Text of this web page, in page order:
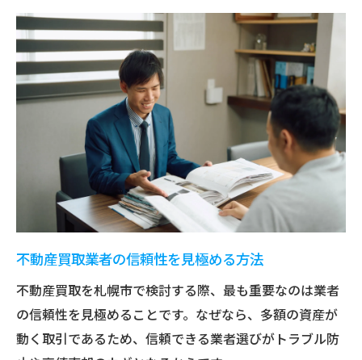
不動産買取で避けたいトラブル事例集
悪質業者を回避するための事前チェック
安心できる札幌 不動産買取業者の特徴
口コミやランキング活用の注意点を解説
地元密着型だからわかる札幌市市場の特徴
札幌 不動産買取の地域特性を徹底解説
地元密着型不動産買取業者の強みとは
札幌マンション買取業者が知る価格動向
北海道不動産買取の市場トレンド分析
不動産買取業者ランキング札幌の傾向
確実な現金化を目指すために知るべき運営術
不動産買取で早期現金化を実現する手法
札幌マンション売却の成功例と運営法
不動産買取業者の信頼性を見極める方法
不動産買取を札幌市で検討する際、最も重要なのは業者
の信頼性を見極めることです。なぜなら、多額の資産が
動く取引であるため、信頼できる業者選びがトラブル防